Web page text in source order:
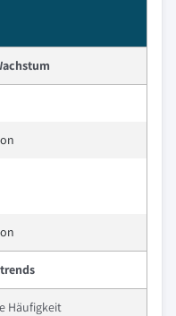
Häufigkeit